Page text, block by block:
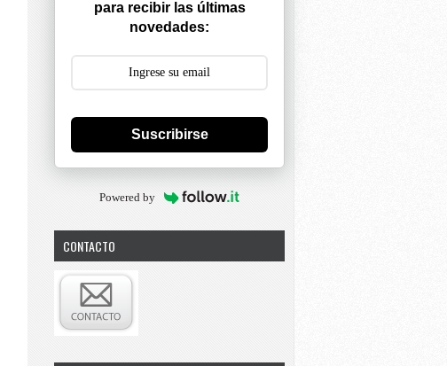
para recibir las últimas
novedades:
Suscribirse
Powered by
CONTACTO